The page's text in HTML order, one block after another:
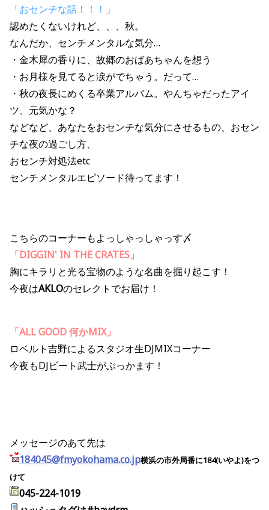
「おセンチな話！！！ 」
認めたくないけれど、、、秋。
なんだか、センチメンタルな気分…
・金木犀の香りに、故郷のおばあちゃんを想う
・お月様を見てると涙がでちゃう。だって…
・秋の夜長にめくる卒業アルバム。やんちゃだったアイ
ツ、元気かな？
などなど、あなたをおセンチな気分にさせるもの、おセン
チな夜の過ごし方、
おセンチ対処法etc
センチメンタルエピソード待ってます！
こちらのコーナーもよっしゃっしゃっす〆
「DIGGIN' IN THE CRATES」
胸にキラリと光る宝物のような名曲を掘り起こす！
今夜はAKLOのセレクトでお届け！
「ALL GOOD 何かMIX」
ロベルト吉野によるスタジオ生DJMIXコーナー
今夜もDJビート武士がぶっかます！
メッセージのあて先は
184045@fmyokohama.co.jp横浜の市外局番に184(いやよ)をつ
けて
045-224-1019